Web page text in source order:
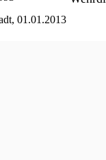
01.01.2013